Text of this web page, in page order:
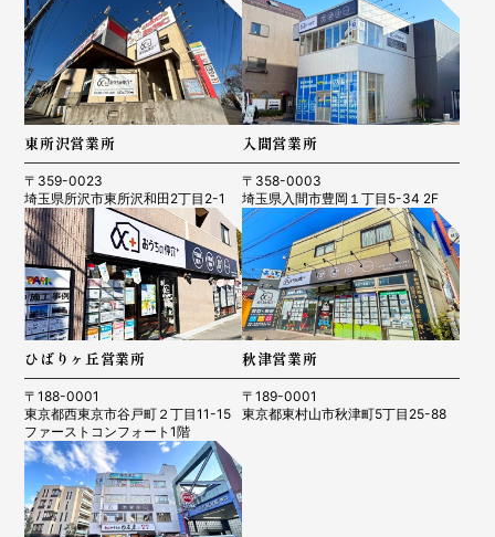
東所沢営業所
〒359-0023
埼玉県所沢市東所沢和田2丁目2-1
入間営業所
〒358-0003
埼玉県入間市豊岡１丁目5-34 2F
ひばりヶ丘営業所
〒188-0001
東京都西東京市谷戸町２丁目11-15
ファーストコンフォート1階
秋津営業所
〒189-0001
東京都東村山市秋津町5丁目25-88